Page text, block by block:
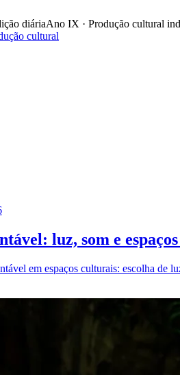
diáriaAno IX · Produção cultural
cultural
luz, som e
em espaços culturais: escolha de